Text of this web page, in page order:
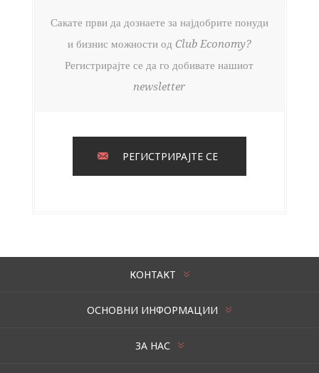
Сакате први да дознаете за најдобрите понуди
и бизнис можности од Club Economy?
Регистрирајте се да го добивате нашиот
newsletter
РЕГИСТРИРАЈТЕ СЕ
КОНТАКТ
ОСНОВНИ ИНФОРМАЦИИ
ЗА НАС